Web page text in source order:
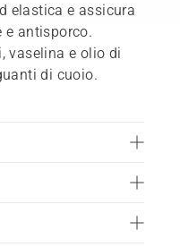
elastica e assicura
e antisporco.
vaselina e olio di
di cuoio.